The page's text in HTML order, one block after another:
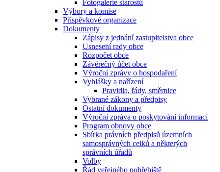
Fotogalerie starostů
Výbory a komise
Příspěvkové organizace
Dokumenty
Zápisy z jednání zastupitelstva obce
Usnesení rady obce
Rozpočet obce
Závěrečný účet obce
Výroční zprávy o hospodaření
Vyhlášky a nařízení
Pravidla, řády, směrnice
Vybrané zákony a předpisy
Ostatní dokumenty
Výroční zpráva o poskytování informací
Program obnovy obce
Sbírka právních předpisů územních
samosprávných celků a některých
správních úřadů
Volby
Řád veřejného pohřebiště